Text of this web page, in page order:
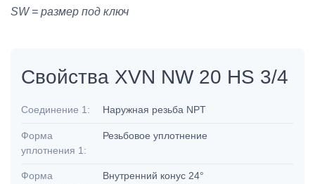
SW = размер под ключ
Свойства XVN NW 20 HS 3/4
Соединение 1: Наружная резьба NPT
Форма
уплотнения 1:
Резьбовое уплотнение
Форма
Внутренний конус 24°